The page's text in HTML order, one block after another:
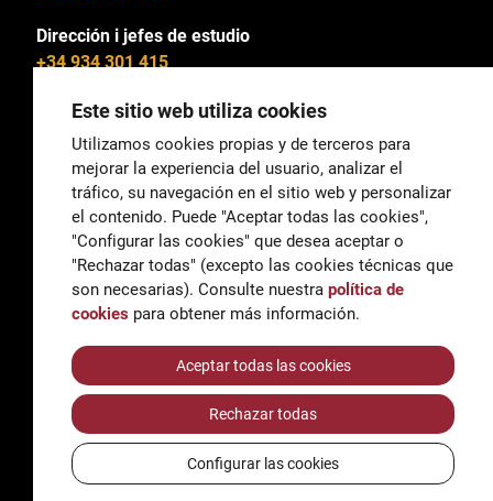
Dirección i jefes de estudio
+34 934 301 415
General
correu@escoladeltreball.org
Información
informacio@escoladeltreball.org
Trámites de secretaría
AccessibilidadAviso legal y Política de Privacidad
Política de cookies
Créditos
Este sitio web utiliza cookies
Utilizamos cookies propias y de terceros para
mejorar la experiencia del usuario, analizar el
tráfico, su navegación en el sitio web y personalizar
el contenido. Puede "Aceptar todas las cookies",
"Configurar las cookies" que desea aceptar o
"Rechazar todas" (excepto las cookies técnicas que
son necesarias). Consulte nuestra política de
cookies para obtener más información.
Aceptar todas las cookies
Rechazar todas
Configurar las cookies